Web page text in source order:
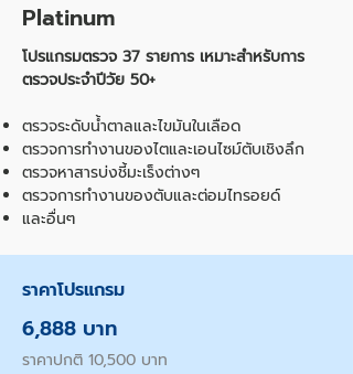
Platinum
โปรแกรมตรวจ 37 รายการ เหมาะสำหรับการ
ตรวจประจำปีวัย 50+
ตรวจระดับน้ำตาลและไขมันในเลือด
ตรวจการทำงานของไตและเอนไซม์ตับเชิงลึก
ตรวจหาสารบ่งชี้มะเร็งต่างๆ
ตรวจการทำงานของตับและต่อมไทรอยด์
และอื่นๆ
ราคาโปรแกรม
6,888 บาท
ราคาปกติ 10,500 บาท